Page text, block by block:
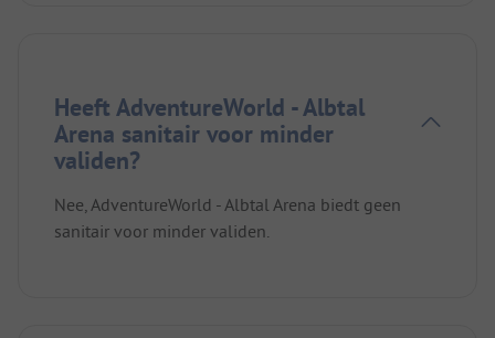
Heeft AdventureWorld - Albtal
Arena sanitair voor minder
validen?
Nee, AdventureWorld - Albtal Arena biedt geen
sanitair voor minder validen.